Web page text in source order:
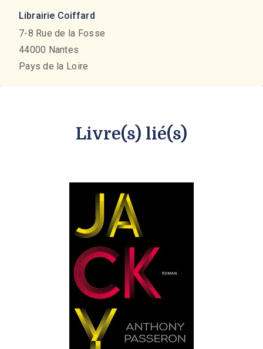
Librairie Coiffard
7-8 Rue de la Fosse
44000 Nantes
Pays de la Loire
Livre(s) lié(s)